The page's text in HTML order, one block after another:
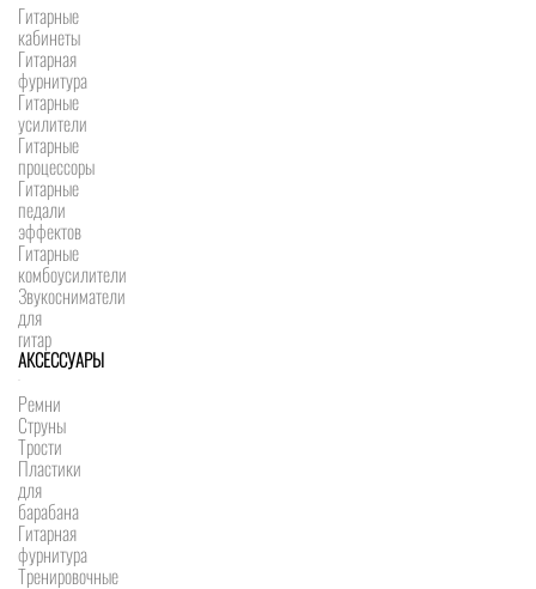
Гитарные
кабинеты
Гитарная
фурнитура
Гитарные
усилители
Гитарные
процессоры
Гитарные
педали
эффектов
Гитарные
комбоусилители
Звукосниматели
для
гитар
АКСЕССУАРЫ
Ремни
Струны
Трости
Пластики
для
барабана
Гитарная
фурнитура
Тренировочные